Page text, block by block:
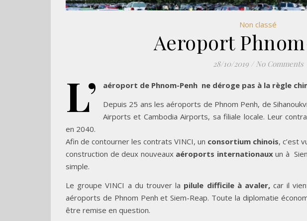
Non classé
Aeroport
28/10/2019 / No Comments
L’
aéroport de Phnom-Penh ne déroge pas à la règle
Depuis 25 ans les aéroports de Phnom Penh, de
Airports et Cambodia Airports, sa filiale locale. Leur
en 2040.
Afin de contourner les contrats VINCI, un consortium chinois, c’est
construction de deux nouveauxaéroports internationauxun à
simple.
Le groupe VINCI a du trouver la pilule difficile à avaler,car il
aéroports de Phnom Penh et Siem-Reap. Toute la diplomatie
être remise en question.